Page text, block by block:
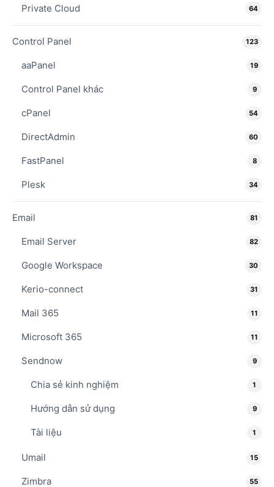
Private Cloud 64
Control Panel 123
aaPanel 19
Control Panel khác 9
cPanel 54
DirectAdmin 60
FastPanel 8
Plesk 34
Email 81
Email Server 82
Google Workspace 30
Kerio-connect 31
Mail 365 11
Microsoft 365 11
Sendnow 9
Chia sẻ kinh nghiệm 1
Hướng dẫn sử dụng 9
Tài liệu 1
Umail 15
Zimbra 55